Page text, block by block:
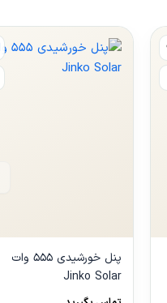
پنل خورشیدی ۵۵۵ وات
Jinko Solar